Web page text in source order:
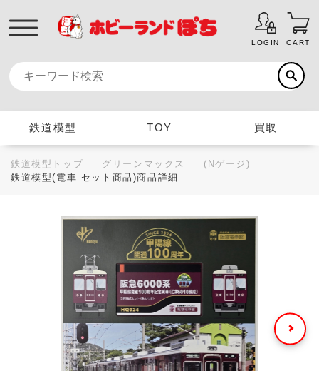
LOGIN CART
鉄道模型 TOY 買取
鉄道模型トップ グリーンマックス
(Nゲージ)
鉄道模型(電車 セット商品)商品詳細